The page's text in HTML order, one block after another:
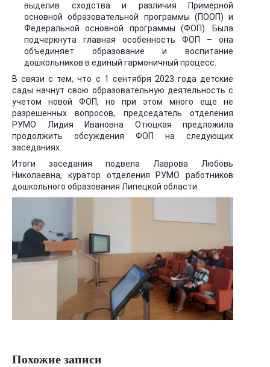
выделив сходства и различия Примерной
основной образовательной программы (ПООП) и
Федеральной основной программы (ФОП). Была
подчеркнута главная особенность ФОП – она
объединяет образование и воспитание
дошкольников в единый гармоничный процесс.
В связи с тем, что с 1 сентября 2023 года детские
сады начнут свою образовательную деятельность с
учетом новой ФОП, но при этом много еще не
разрешенных вопросов, председатель отделения
РУМО Лидия Ивановна Отюцкая предложила
продолжить обсуждения ФОП на следующих
заседаниях.
Итоги заседания подвела Лаврова Любовь
Николаевна, куратор отделения РУМО работников
дошкольного образования Липецкой области.
Похожие записи